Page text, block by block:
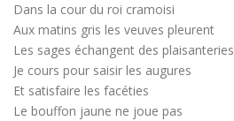
Dans la cour du roi cramoisi
Aux matins gris les veuves pleurent
Les sages échangent des plaisanteries
Je cours pour saisir les augures
Et satisfaire les facéties
Le bouffon jaune ne joue pas